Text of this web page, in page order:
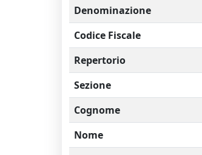
Denominazione
Codice Fiscale
Repertorio
Sezione
Cognome
Nome